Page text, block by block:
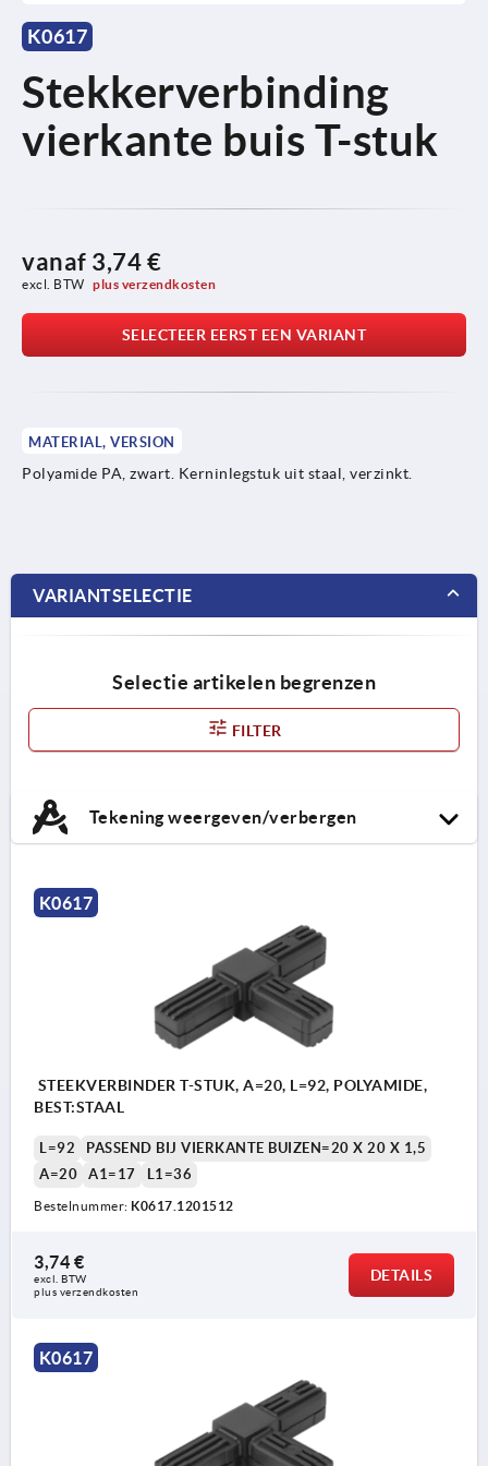
K0617
Stekkerverbinding
vierkante buis T-stuk
vanaf 3,74 €
excl. BTW plus verzendkosten
SELECTEER EERST EEN VARIANT
MATERIAL, VERSION
Polyamide PA, zwart. Kerninlegstuk uit staal, verzinkt.
VARIANTSELECTIE
Selectie artikelen begrenzen
FILTER
Tekening weergeven/verbergen
K0617
STEEKVERBINDER T-STUK, A=20, L=92, POLYAMIDE,
BEST:STAAL
L=92
PASSEND BIJ VIERKANTE BUIZEN=20 X 20 X 1,5
A=20
A1=17 L1=36
Bestelnummer: K0617.1201512
3,74 €
excl. BTW
plus verzendkosten
DETAILS
K0617